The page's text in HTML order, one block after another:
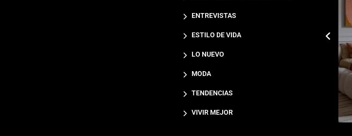
ENTREVISTAS
ESTILO DE VIDA
LO NUEVO
MODA
TENDENCIAS
VIVIR MEJOR
al amor incondicional